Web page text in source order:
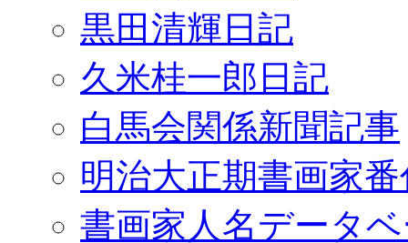
黒田清輝日記
久米桂一郎日記
白馬会関係新聞記事
明治大正期書画家
書画家人名データ